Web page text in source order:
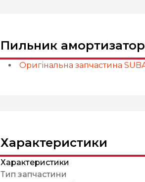
Пильник
Оригінальна запчастина
Характеристики
Характеристики
Тип запчастини